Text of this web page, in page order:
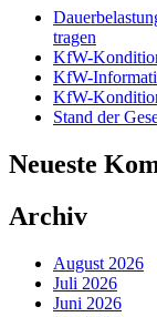
tragen
KfW-
KfW-
KfW-
Stand der
Neueste
Archiv
August 2026
Juli 2026
Juni 2026